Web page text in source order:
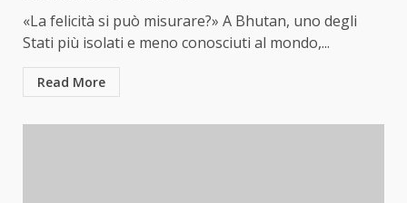
«La felicità si può misurare?» A Bhutan, uno degli
Stati più isolati e meno conosciuti al mondo,...
Read More